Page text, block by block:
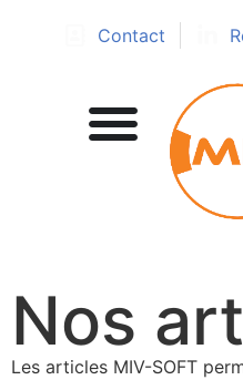
Contact
Nos
Les articles MIV-SOFT